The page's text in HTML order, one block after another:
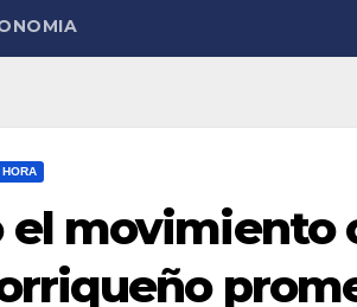
HORA
el movimiento